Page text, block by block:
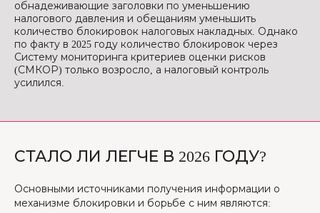
обнадеживающие заголовки по уменьшению
налогового давления и обещаниям уменьшить
количество блокировок налоговых накладных. Однако
по факту в 2025 году количество блокировок через
Систему мониторинга критериев оценки рисков
(СМКОР) только возросло, а налоговый контроль
усилился.
СТАЛО ЛИ ЛЕГЧЕ В 2026 ГОДУ?
Основными источниками получения информации о
механизме блокировки и борьбе с ним являются: